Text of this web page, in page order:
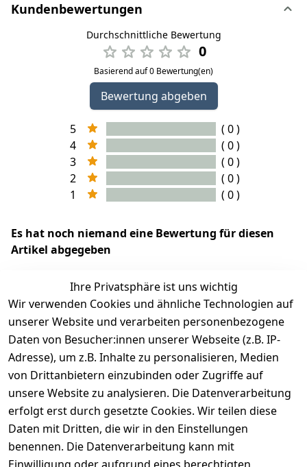
Kundenbewertungen
Durchschnittliche Bewertung
0
Basierend auf 0 Bewertung(en)
Bewertung abgeben
5
( 0 )
4
( 0 )
3
( 0 )
2
( 0 )
1
( 0 )
Es hat noch niemand eine Bewertung für diesen
Artikel abgegeben
EU-Verantwortliche Person - klicken Sie für Details
Ihre Privatsphäre ist uns wichtig
Wir verwenden Cookies und ähnliche Technologien auf
unserer Website und verarbeiten personenbezogene
Daten von Besucher:innen unserer Webseite (z.B. IP-
Adresse), um z.B. Inhalte zu personalisieren, Medien
von Drittanbietern einzubinden oder Zugriffe auf
unsere Website zu analysieren. Die Datenverarbeitung
erfolgt erst durch gesetzte Cookies. Wir teilen diese
Daten mit Dritten, die wir in den Einstellungen
benennen. Die Datenverarbeitung kann mit